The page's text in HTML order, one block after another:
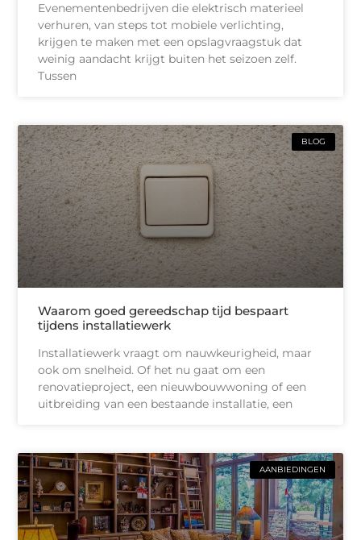
Evenementenbedrijven die elektrisch materieel
verhuren, van steps tot mobiele verlichting,
krijgen te maken met een opslagvraagstuk dat
weinig aandacht krijgt buiten het seizoen zelf.
Tussen
BLOG
Waarom goed gereedschap tijd bespaart
tijdens installatiewerk
Installatiewerk vraagt om nauwkeurigheid, maar
ook om snelheid. Of het nu gaat om een
renovatieproject, een nieuwbouwwoning of een
uitbreiding van een bestaande installatie, een
AANBIEDINGEN